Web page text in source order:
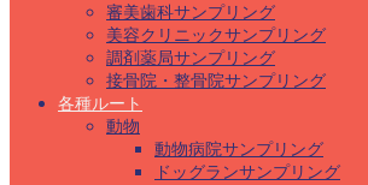
審美歯科サンプリング
美容クリニックサンプリング
調剤薬局サンプリング
接骨院・整骨院サンプリング
各種ルート
動物
動物病院サンプリング
ドッグランサンプリング